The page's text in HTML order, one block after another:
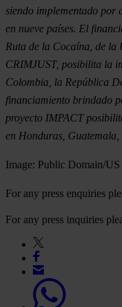
siendo implementado por
en nueve países. El
Ruta de la Cocaína, de la
CRIMJUST, posibilita la
Colombia, la República
financiamiento brindado
proyecto IMPACT
en Honduras, Guatemala,
Image: Public Domain/
For any press enquiries
For any press inquiries